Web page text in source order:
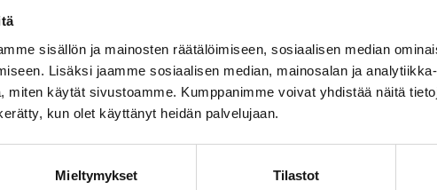
sisällön ja mainosten räätälöimiseen, sosiaalisen median
Lisäksi jaamme sosiaalisen median, mainosalan ja
miten käytät sivustoamme. Kumppanimme voivat yhdistää näitä
kun olet käyttänyt heidän palvelujaan.
Mieltymykset Tilastot